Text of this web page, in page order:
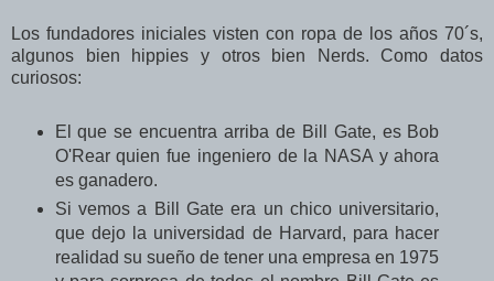
Los fundadores iniciales visten con ropa de los años 70´s,
algunos bien hippies y otros bien Nerds. Como datos
curiosos:
El que se encuentra arriba de Bill Gate, es Bob
O'Rear quien fue ingeniero de la NASA y ahora
es ganadero.
Si vemos a Bill Gate era un chico universitario,
que dejo la universidad de Harvard, para hacer
realidad su sueño de tener una empresa en 1975